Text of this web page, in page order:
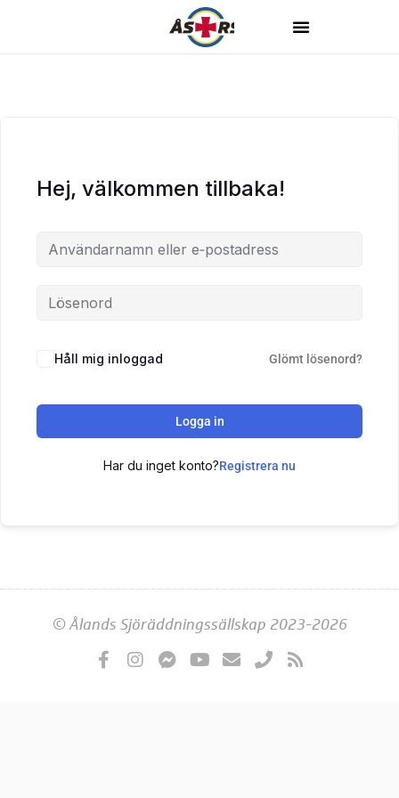
Hej, välkommen tillbaka!
Håll mig inloggad Glömt lösenord?
Logga in
Har du inget konto?Registrera nu
© Ålands Sjöräddningssällskap 2023-2026